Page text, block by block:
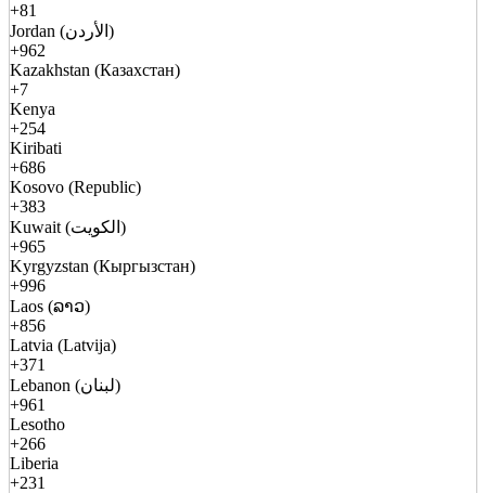
+81
Jordan (الأردن)
+962
Kazakhstan (Казахстан)
+7
Kenya
+254
Kiribati
+686
Kosovo (Republic)
+383
Kuwait (الكويت)
+965
Kyrgyzstan (Кыргызстан)
+996
Laos (ລາວ)
+856
Latvia (Latvija)
+371
Lebanon (لبنان)
+961
Lesotho
+266
Liberia
+231